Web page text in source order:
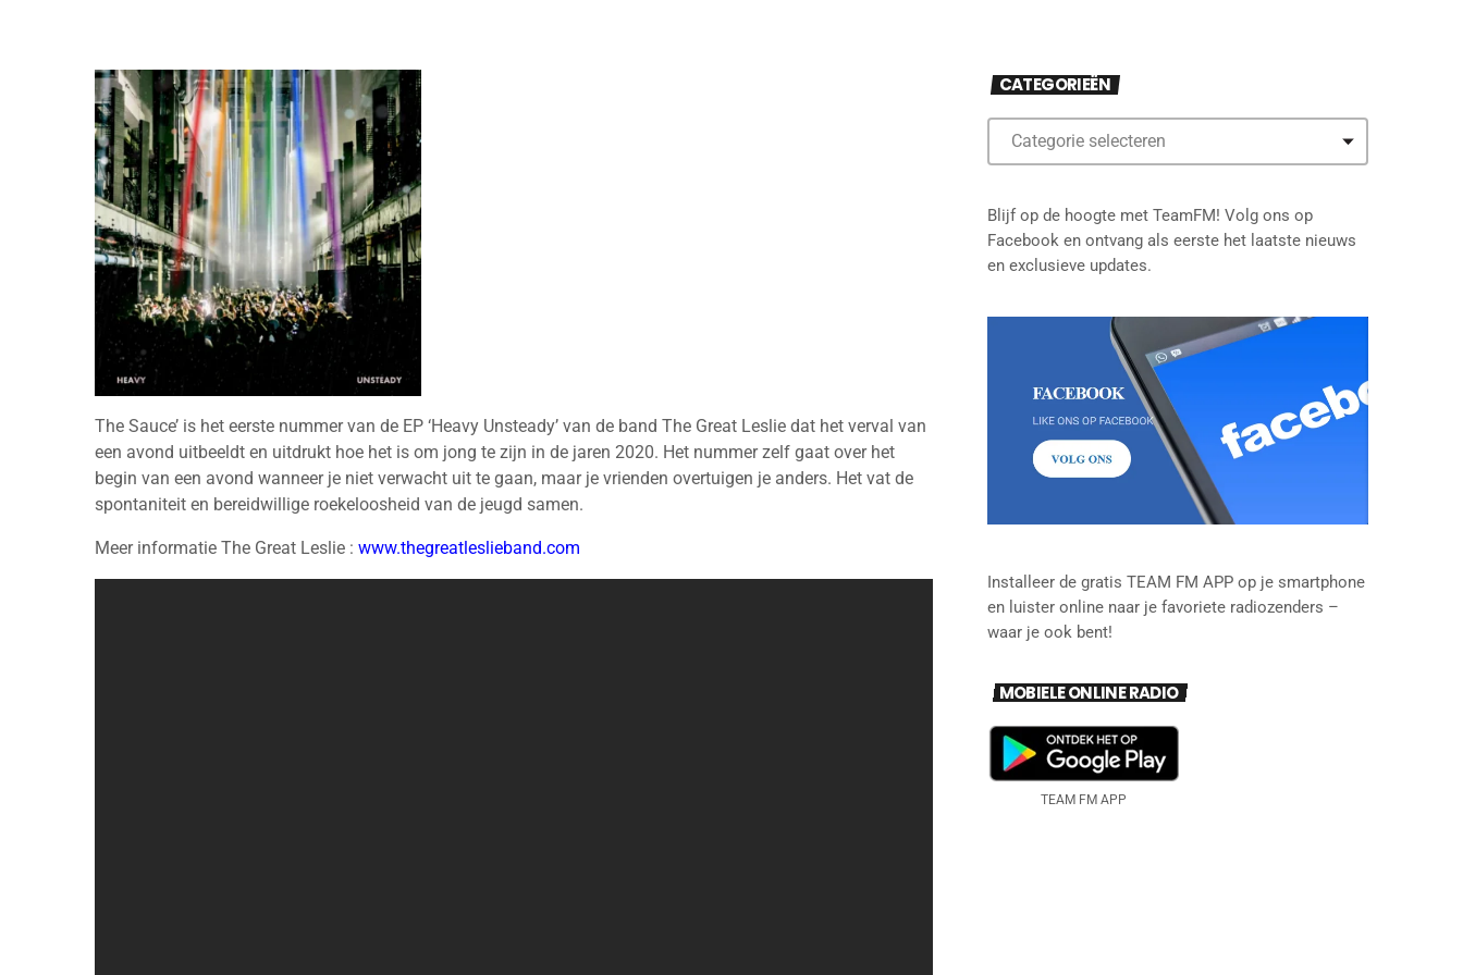
The Sauce’ is het eerste nummer van de EP ‘Heavy Unsteady’ van de band The Great Leslie dat het verval van
een avond uitbeeldt en uitdrukt hoe het is om jong te zijn in de jaren 2020. Het nummer zelf gaat over het
begin van een avond wanneer je niet verwacht uit te gaan, maar je vrienden overtuigen je anders. Het vat de
spontaniteit en bereidwillige roekeloosheid van de jeugd samen.
Meer informatie The Great Leslie : www.thegreatleslieband.com
CATEGORIEËN
Blijf op de hoogte met TeamFM! Volg ons op
Facebook en ontvang als eerste het laatste nieuws
en exclusieve updates.
Installeer de gratis TEAM FM APP op je smartphone
en luister online naar je favoriete radiozenders –
waar je ook bent!
MOBIELE ONLINE RADIO
TEAM FM APP